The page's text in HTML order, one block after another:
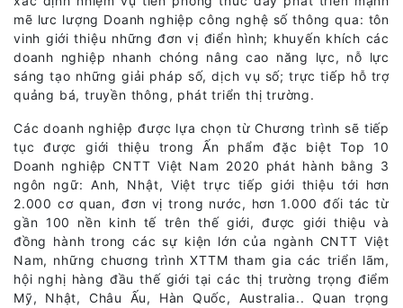
mẽ lưc lượng Doanh nghiệp công nghệ số thông qua: tôn
vinh giới thiệu những đơn vị điển hình; khuyến khích các
doanh nghiệp nhanh chóng nâng cao năng lực, nỗ lực
sáng tạo những giải pháp số, dịch vụ số; trực tiếp hỗ trợ
quảng bá, truyền thông, phát triển thị trường.
Các doanh nghiệp được lựa chọn từ Chương trình sẽ tiếp
tục được giới thiệu trong Ấn phẩm đặc biệt Top 10
Doanh nghiệp CNTT Việt Nam 2020 phát hành bằng 3
ngôn ngữ: Anh, Nhật, Việt trực tiếp giới thiệu tới hơn
2.000 cơ quan, đơn vị trong nước, hơn 1.000 đối tác từ
gần 100 nền kinh tế trên thế giới, được giới thiệu và
đồng hành trong các sự kiện lớn của ngành CNTT Việt
Nam, những chuơng trình XTTM tham gia các triển lãm,
hội nghị hàng đầu thế giới tại các thị trường trọng điểm
Mỹ, Nhật, Châu Ấu, Hàn Quốc, Australia.. Quan trọng